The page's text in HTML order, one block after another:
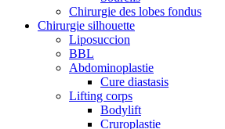
Chirurgie des lobes fondus
Chirurgie silhouette
Liposuccion
BBL
Abdominoplastie
Cure diastasis
Lifting corps
Bodylift
Cruroplastie